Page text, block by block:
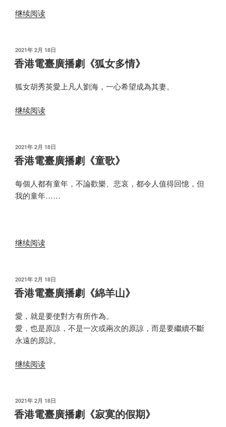
继续阅读“香
臺
廣
劇
雲
发
布
于
2021年 2月 18日
香港電臺廣播劇《狐女多情》
狐女胡秀英愛上凡人劉海，一心希望成為其妻。
继续阅读“香
臺
廣
劇
《狐
发
布
于
2021年 2月 18日
香港電臺廣播劇《童歌》
每個人都有童年，不論歡樂、悲哀，都令人值得回憶，但
我的童年……
继续阅读“香
臺
廣
劇
《童
歌》”
发
布
于
2021年 2月 18日
香港電臺廣播劇《綿羊山》
愛，就是要使對方有所作為。
愛，也是原諒，不是一次或兩次的原諒，而是要繼續不斷
永遠的原諒。
继续阅读“香
臺
廣
发
布
于
2021年 2月 18日
香港電臺廣播劇《寂寞的假期》